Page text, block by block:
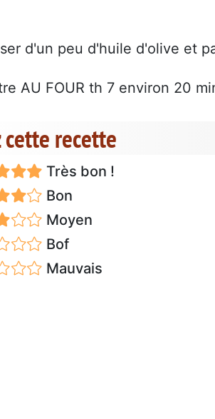
d'un peu d'huile d'olive et
AU FOUR th 7 environ 20
cette recette
Très bon !
Bon
Moyen
Bof
Mauvais